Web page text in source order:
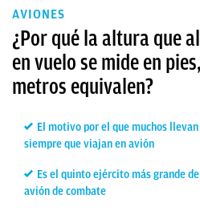
AVIONES
¿Por qué la altura que
en vuelo se mide en
metros equivalen?
El motivo por el que muchos
siempre que viajan en avión
Es el quinto ejército más grande
avión de combate